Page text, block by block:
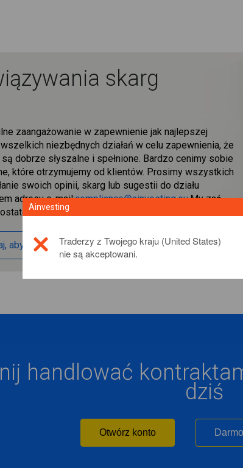
skarg
zaangażowanie w zapewnienie jak najlepszej
niezbędnych działań w celu zapewnienia, że
dobrze słyszalne i spełnione. Bardzo cenimy sobie
które otrzymujemy od klientów. Prosimy wszystkich
swoich opinii, skarg lub sugestii do działu
adresu e-mail:compliance@ainvesting.eu,My zaś
rozwiązanie dla każdego zapytania, które
aby uzyskać więcej informacji.
",
handlować
dziś
Otwórz konto
Ainvesting
Traderzy z Twojego kraju (United States)
nie są akceptowani.